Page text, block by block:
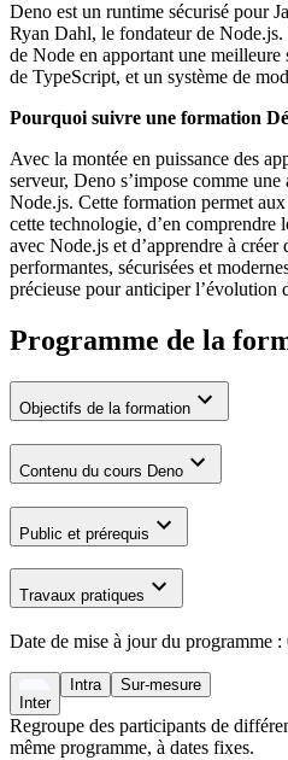
Deno est un runtime sécurisé pour
Ryan Dahl, le fondateur de
de Node en apportant une
de TypeScript, et un système de
Pourquoi suivre une formation
Avec la montée en puissance des
serveur, Deno s’impose comme
Node.js. Cette formation permet
cette technologie, d’en comprendre
avec Node.js et d’apprendre à
performantes, sécurisées et
précieuse pour anticiper l’évolution
Programme de la
Objectifs de la formation
Contenu du cours Deno
Public et prérequis
Travaux pratiques
Date de mise à jour du programme :
Inter
Intra Sur-mesure
Regroupe des participants de
même programme, à dates fixes.